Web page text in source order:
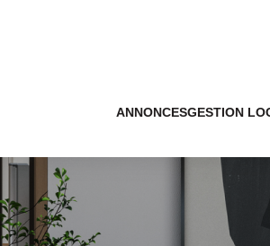
ANNONCESGESTION